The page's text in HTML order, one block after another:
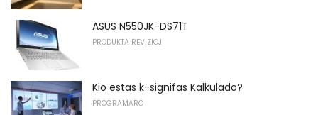
ASUS N550JK-DS71T
PRODUKTA REVIZIOJ
Kio estas k-signifas Kalkulado?
PROGRAMARO